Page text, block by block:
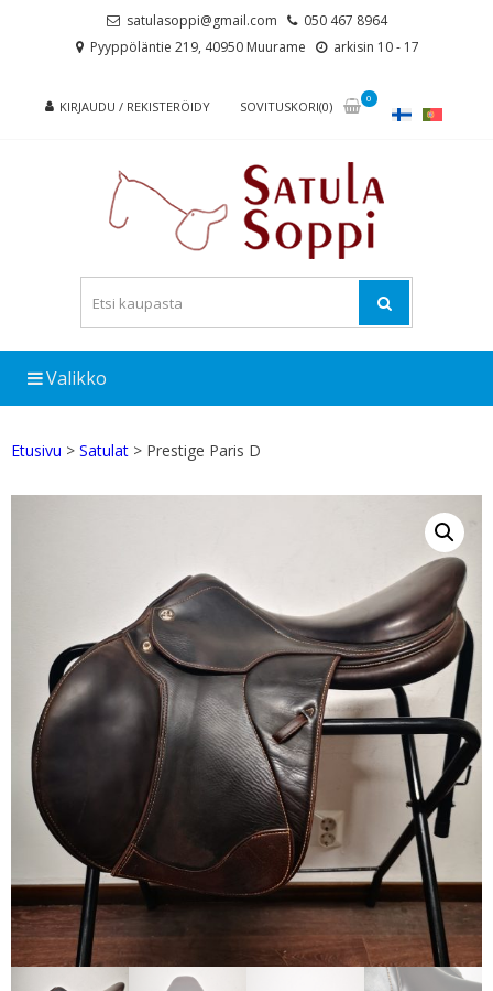
satulasoppi@gmail.com
050 467 8964
Pyyppöläntie 219, 40950 Muurame
arkisin 10 - 17
KIRJAUDU / REKISTERÖIDY SOVITUSKORI(0)
0
Valikko
Etusivu > Satulat > Prestige Paris D